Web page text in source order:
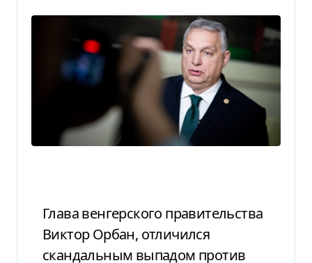
Глава венгерского правительства
Виктор Орбан, отличился
скандальным выпадом против